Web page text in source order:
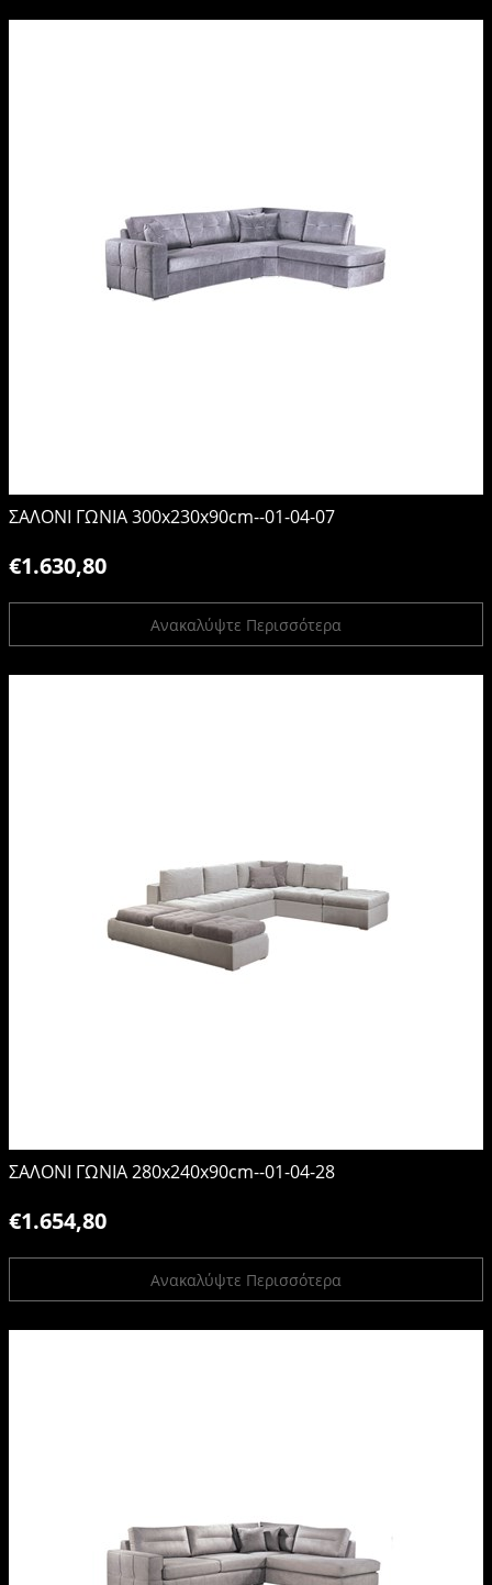
ΣΑΛΟΝΙ ΓΩΝΙΑ 300x230x90cm--01-04-07
€1.630,80
Ανακαλύψτε Περισσότερα
ΣΑΛΟΝΙ ΓΩΝΙΑ 280x240x90cm--01-04-28
€1.654,80
Ανακαλύψτε Περισσότερα